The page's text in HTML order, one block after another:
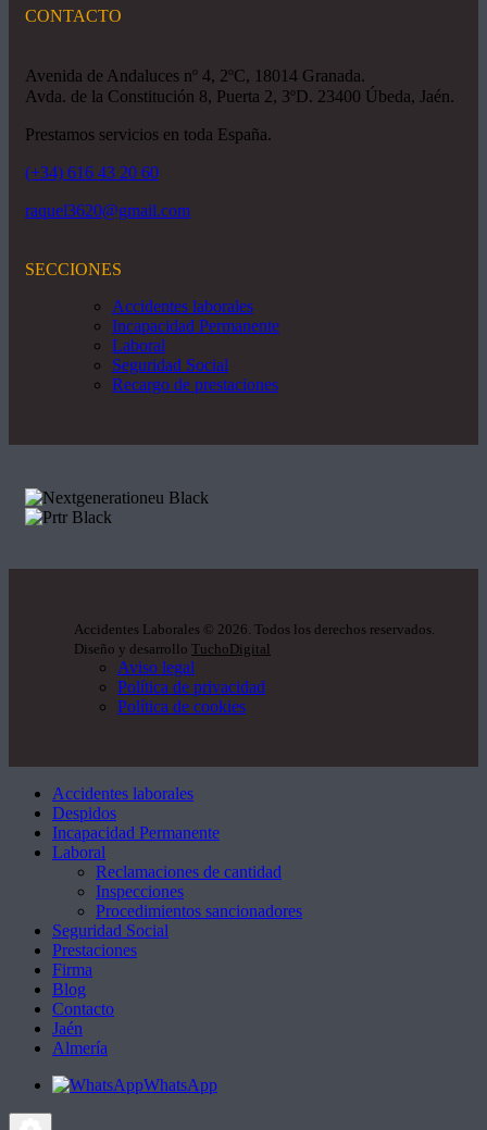
CONTACTO
Avenida de Andaluces nº 4, 2ºC, 18014 Granada.
Avda. de la Constitución 8, Puerta 2, 3ºD. 23400 Úbeda, Jaén.
Prestamos servicios en toda España.
(+34) 616 43 20 60
raquel3620@gmail.com
SECCIONES
Accidentes laborales
Incapacidad Permanente
Laboral
Seguridad Social
Recargo de prestaciones
Accidentes Laborales © 2026. Todos los derechos reservados.
Diseño y desarrollo TuchoDigital
Aviso legal
Política de privacidad
Política de cookies
Accidentes laborales
Despidos
Incapacidad Permanente
Laboral
Reclamaciones de cantidad
Inspecciones
Procedimientos sancionadores
Seguridad Social
Prestaciones
Firma
Blog
Contacto
Jaén
Almería
WhatsApp